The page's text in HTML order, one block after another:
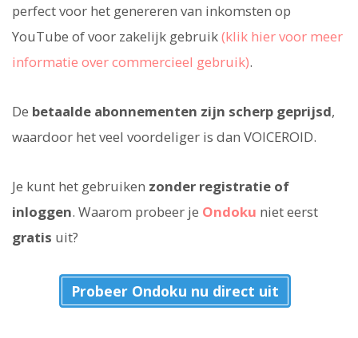
perfect voor het genereren van inkomsten op
YouTube of voor zakelijk gebruik(klik hier voor meer
informatie over commercieel gebruik).
De betaalde abonnementen zijn scherp geprijsd,
waardoor het veel voordeliger is dan VOICEROID.
Je kunt het gebruiken zonder registratie of
inloggen. Waarom probeer je Ondoku niet eerst
gratis uit?
Probeer Ondoku nu direct uit